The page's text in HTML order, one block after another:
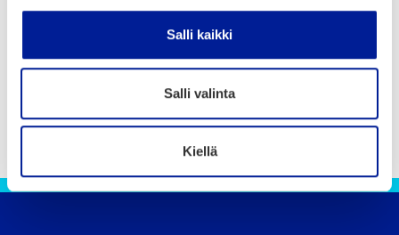
Salli kaikki
Salli valinta
Kiellä